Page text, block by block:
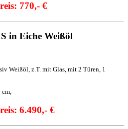
770,- €
in Eiche Weißöl
Weißöl, z.T. mit Glas, mit 2 Türen, 1
6.490,- €